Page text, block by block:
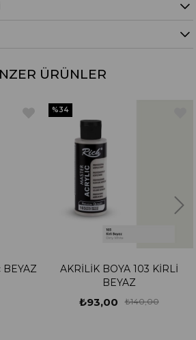
ÜRÜNLER
BEYAZ
AKRİLİK BOYA 103 KİRLİ
BEYAZ
₺93,00 ₺140,00
%34